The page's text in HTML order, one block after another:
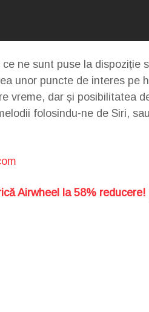
ne sunt puse la dispoziție
unor puncte de interes pe
vreme, dar și posibilitatea
folosindu-ne de Siri,
Airwheel la 58% reducere!